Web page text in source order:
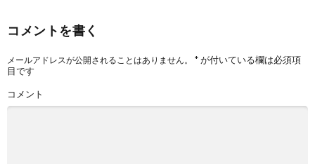
コメントを書く
メールアドレスが公開されることはありません。 *が付いている欄は必須項
目です
コメント